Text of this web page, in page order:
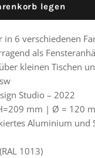
legen
in 6 verschiedenen
als
kleinen Tischen
Studio – 2022
mm | Ø = 120
Aluminium und
1013)